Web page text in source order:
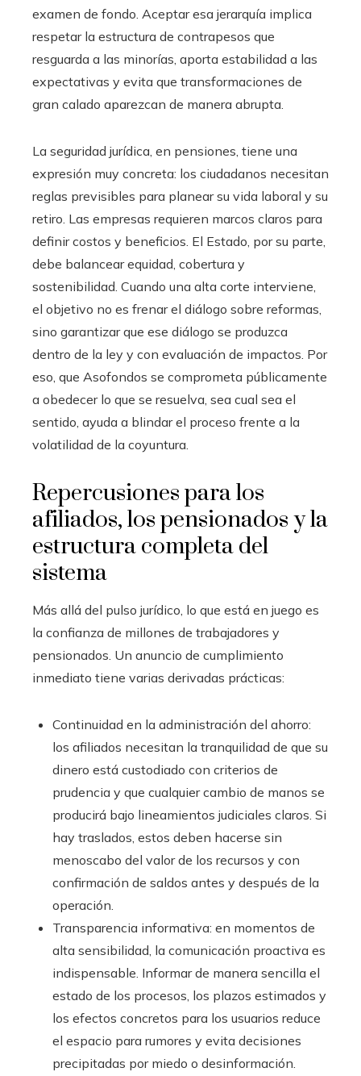
examen de fondo. Aceptar esa jerarquía implica
respetar la estructura de contrapesos que
resguarda a las minorías, aporta estabilidad a las
expectativas y evita que transformaciones de
gran calado aparezcan de manera abrupta.
La seguridad jurídica, en pensiones, tiene una
expresión muy concreta: los ciudadanos necesitan
reglas previsibles para planear su vida laboral y su
retiro. Las empresas requieren marcos claros para
definir costos y beneficios. El Estado, por su parte,
debe balancear equidad, cobertura y
sostenibilidad. Cuando una alta corte interviene,
el objetivo no es frenar el diálogo sobre reformas,
sino garantizar que ese diálogo se produzca
dentro de la ley y con evaluación de impactos. Por
eso, que Asofondos se comprometa públicamente
a obedecer lo que se resuelva, sea cual sea el
sentido, ayuda a blindar el proceso frente a la
volatilidad de la coyuntura.
Repercusiones para los
afiliados, los pensionados y la
estructura completa del
sistema
Más allá del pulso jurídico, lo que está en juego es
la confianza de millones de trabajadores y
pensionados. Un anuncio de cumplimiento
inmediato tiene varias derivadas prácticas:
Continuidad en la administración del ahorro:
los afiliados necesitan la tranquilidad de que su
dinero está custodiado con criterios de
prudencia y que cualquier cambio de manos se
producirá bajo lineamientos judiciales claros. Si
hay traslados, estos deben hacerse sin
menoscabo del valor de los recursos y con
confirmación de saldos antes y después de la
operación.
Transparencia informativa: en momentos de
alta sensibilidad, la comunicación proactiva es
indispensable. Informar de manera sencilla el
estado de los procesos, los plazos estimados y
los efectos concretos para los usuarios reduce
el espacio para rumores y evita decisiones
precipitadas por miedo o desinformación.